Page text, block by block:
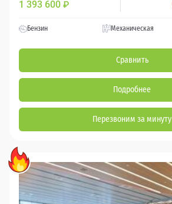
1 393 600 ₽
Бензин Механическая
Сравнить
Подробнее
Перезвоним за минуту